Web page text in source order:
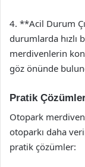
4. **Acil Durum
durumlarda hızlı
merdivenlerin
göz önünde
Pratik
Otopark
otoparkı daha
pratik çözümler: